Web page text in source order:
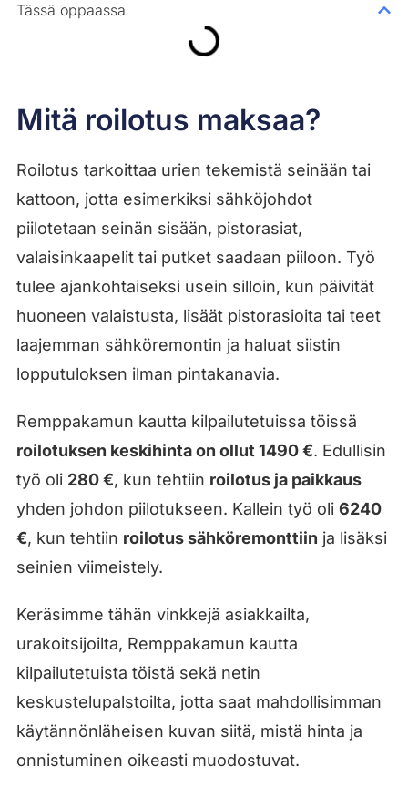
Mitä roilotus maksaa?
Roilotus tarkoittaa urien tekemistä seinään tai
kattoon, jotta esimerkiksi sähköjohdot
piilotetaan seinän sisään, pistorasiat,
valaisinkaapelit tai putket saadaan piiloon. Työ
tulee ajankohtaiseksi usein silloin, kun päivität
huoneen valaistusta, lisäät pistorasioita tai teet
laajemman sähköremontin ja haluat siistin
lopputuloksen ilman pintakanavia.
Remppakamun kautta kilpailutetuissa töissä
roilotuksen keskihinta on ollut 1490 €. Edullisin
työ oli 280 €, kun tehtiin roilotus ja paikkaus
yhden johdon piilotukseen. Kallein työ oli 6240
€, kun tehtiin roilotus sähköremonttiin ja lisäksi
seinien viimeistely.
Keräsimme tähän vinkkejä asiakkailta,
urakoitsijoilta, Remppakamun kautta
kilpailutetuista töistä sekä netin
keskustelupalstoilta, jotta saat mahdollisimman
käytännönläheisen kuvan siitä, mistä hinta ja
onnistuminen oikeasti muodostuvat.
Tässä oppaassa